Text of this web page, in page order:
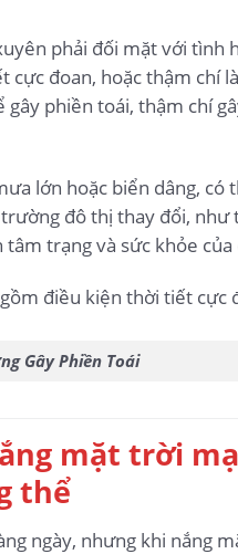
phải đối mặt với
đoan, hoặc thậm chí
phiền toái, thậm chí
lớn hoặc biển dâng,
đô thị thay đổi,
trạng và sức khỏe của
Gây Phiền Toái
mặt trời
thể
ngày, nhưng khi nắng